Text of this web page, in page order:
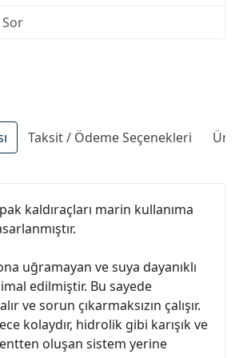
Sor
Taksit / Ödeme Seçenekleri
kaldıraçları marin kullanıma
uğramayan ve suya dayanıklı
edilmiştir. Bu sayede
ve sorun çıkarmaksızın çalışır.
kolaydır, hidrolik gibi karışık ve
oluşan sistem yerine